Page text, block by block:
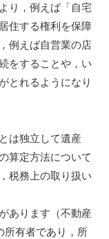
り，例えば「自宅
住する権利を保障
例えば自営業の店
をすることや，い
とれるようになり
は独立して遺産
算定方法について
税務上の取り扱い
あります（不動産
所有者であり，所